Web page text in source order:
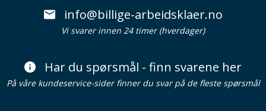
info@billige-arbeidsklaer.no
Vi svarer innen 24 timer (hverdager)
Har du spørsmål - finn svarene her
På våre kundeservice-sider finner du svar på de fleste spørsmål